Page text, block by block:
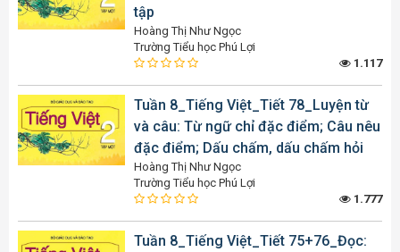
tập
Hoàng Thị Như Ngọc
Trường Tiểu học Phú Lợi
1.117
Tuần 8_Tiếng Việt_Tiết 78_Luyện từ
và câu: Từ ngữ chỉ đặc điểm; Câu nêu
đặc điểm; Dấu chấm, dấu chấm hỏi
Hoàng Thị Như Ngọc
Trường Tiểu học Phú Lợi
1.777
Tuần 8_Tiếng Việt_Tiết 75+76_Đọc: